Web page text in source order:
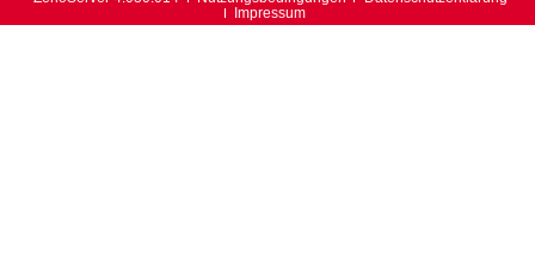
Impressum